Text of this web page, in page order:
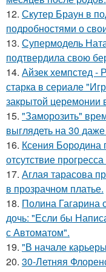
12. Скутер Браун в
подробностями о
13. Супермодель
подтвердила свою
14. Айзек хемпстед -
старка в сериале
закрытой церемонии
15. "Заморозить"
выглядеть на 30
16. Ксения Бородина
отсутствие
17. Аглая тарасова
в прозрачном платье.
18. Полина Гагарина
дочь: "Если бы
с Автоматом".
19. "В начале
20. 30-Летняя